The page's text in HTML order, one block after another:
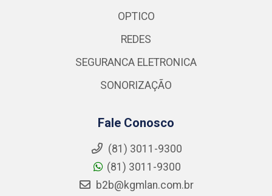
OPTICO
REDES
SEGURANCA ELETRONICA
SONORIZAÇÃO
Fale Conosco
(81) 3011-9300
(81) 3011-9300
b2b@kgmlan.com.br